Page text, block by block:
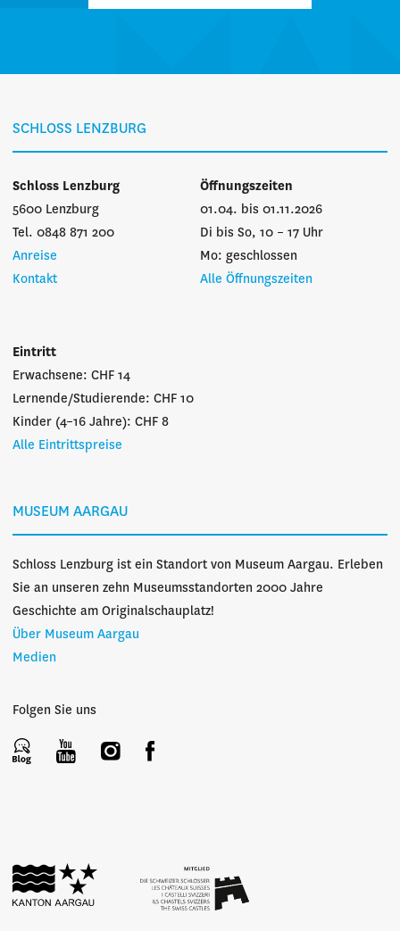
SCHLOSS LENZBURG
Schloss Lenzburg
5600 Lenzburg
Tel. 0848 871 200
Anreise
Kontakt
Öffnungszeiten
01.04. bis 01.11.2026
Di bis So, 10 – 17 Uhr
Mo: geschlossen
Alle Öffnungszeiten
Eintritt
Erwachsene: CHF 14
Lernende/Studierende: CHF 10
Kinder (4–16 Jahre): CHF 8
Alle Eintrittspreise
MUSEUM AARGAU
Schloss Lenzburg ist ein Standort von Museum Aargau. Erleben
Sie an unseren zehn Museumsstandorten 2000 Jahre
Geschichte am Originalschauplatz!
Über Museum Aargau
Medien
Folgen Sie uns